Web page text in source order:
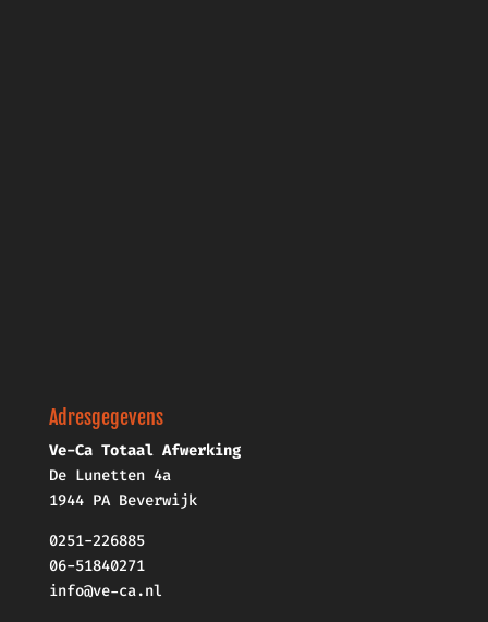
Adresgegevens
Ve-Ca Totaal Afwerking
De Lunetten 4a
1944 PA Beverwijk
0251-226885
06-51840271
info@ve-ca.nl